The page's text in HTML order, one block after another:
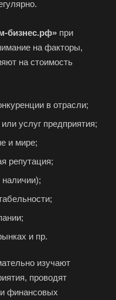
бизнес.рф» при
на факторы,
на стоимость
в отрасли;
услуг предприятия;
и мире;
репутация;
и пр.
изучают
проводят
и финансовых